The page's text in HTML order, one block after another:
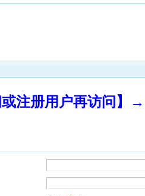
或注册用户再访问】→